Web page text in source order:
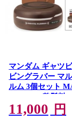
マンダム ギャツ
ビングラバー マ
ルム 3個セット
GATSBY 整髪料
クス 男性化粧品
11,000 円